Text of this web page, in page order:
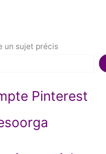
un sujet précis
Pinterest